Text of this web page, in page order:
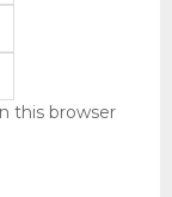
this browser